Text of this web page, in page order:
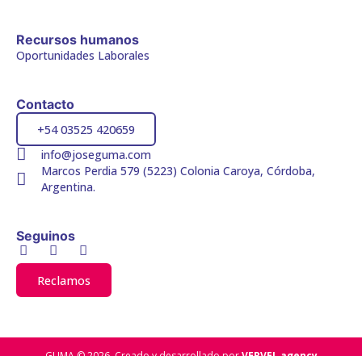
Recursos humanos
Oportunidades Laborales
Contacto
+54 03525 420659
info@joseguma.com
Marcos Perdia 579 (5223) Colonia Caroya, Córdoba,
Argentina.
Seguinos
Facebook-
f
InstagramEnvelope
Reclamos